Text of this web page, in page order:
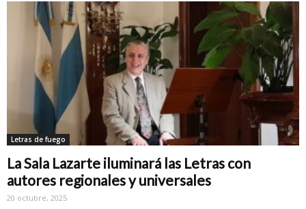
Letras de fuego
La Sala Lazarte iluminará las Letras con
autores regionales y universales
20 octubre, 2025